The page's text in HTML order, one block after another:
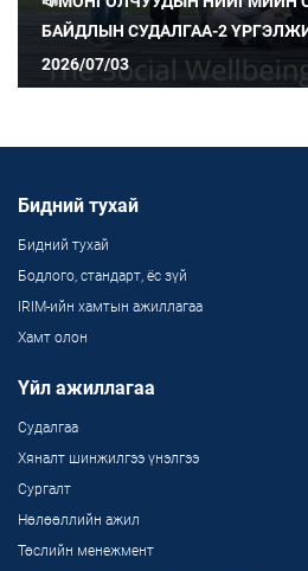
БАЙДЛЫН СУДАЛГАА-2
2026/07/03
Бидний тухай
Бидний тухай
Бодлого, стандарт, ёс зүй
IRIM-ийн хамтын ажиллагаа
Хамт олон
Үйл ажиллагаа
Судалгаа
Хяналт шинжилгээ үнэлгээ
Сургалт
Нөлөөллийн ажил
Төслийн менежмент